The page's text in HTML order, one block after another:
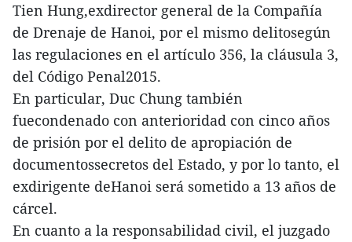
Tien Hung,exdirector general de la Compañía
de Drenaje de Hanoi, por el mismo delitosegún
las regulaciones en el artículo 356, la cláusula 3,
del Código Penal2015.
En particular, Duc Chung también
fuecondenado con anterioridad con cinco años
de prisión por el delito de apropiación de
documentossecretos del Estado, y por lo tanto, el
exdirigente deHanoi será sometido a 13 años de
cárcel.
En cuanto a la responsabilidad civil, el juzgado